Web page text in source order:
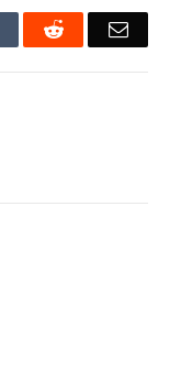
Tumblr Reddit